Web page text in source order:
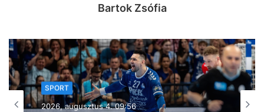
Bartok Zsófia
SPORT
2026, augusztus 3. 20:16